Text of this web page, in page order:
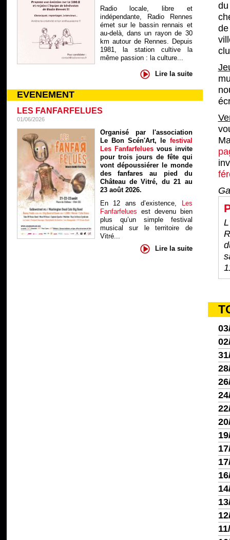
Radio locale, libre et
indépendante, Radio Rennes
émet sur le bassin rennais et
au-delà, dans un rayon de 30
km autour de Rennes. Depuis
1981, la station cultive la
même passion : la culture...
Lire la suite
EVENEMENT
LES FANFARFELUES
01/06/2026
Organisé par l'association
Le Bon Scén'Art, le festival
Les Fanfarfelues vous invite
pour trois jours de fête qui
vont dépoussiérer le monde
des fanfares au pied du
Château de Vitré, du 21 au
23 août 2026.
En 12 ans d’existence, Les
Fanfarfelues est devenu bien
plus qu’un simple festival
musical sur le territoire de
Vitré...
Lire la suite